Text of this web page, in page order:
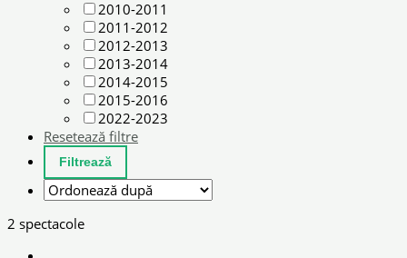
2010-2011
2011-2012
2012-2013
2013-2014
2014-2015
2015-2016
2022-2023
Resetează filtre
2 spectacole